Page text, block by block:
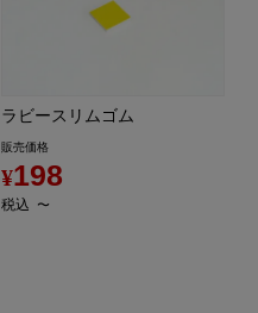
ラビースリムゴム
販売価格
¥198
税込 〜